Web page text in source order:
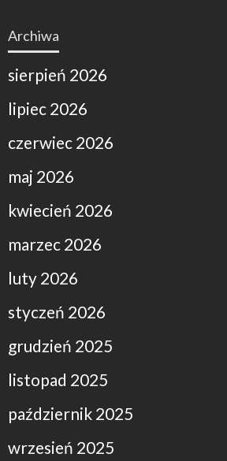
Archiwa
sierpień 2026
lipiec 2026
czerwiec 2026
maj 2026
kwiecień 2026
marzec 2026
luty 2026
styczeń 2026
grudzień 2025
listopad 2025
październik 2025
wrzesień 2025